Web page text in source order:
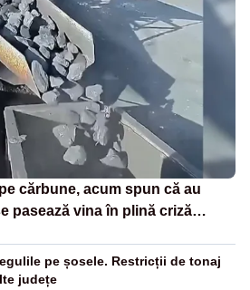
cărbune, acum spun că au
pasează vina în plină criză
pe șosele. Restricții de tonaj
județe